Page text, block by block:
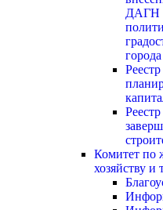
ДАГН
Комитет по
хозяйству и